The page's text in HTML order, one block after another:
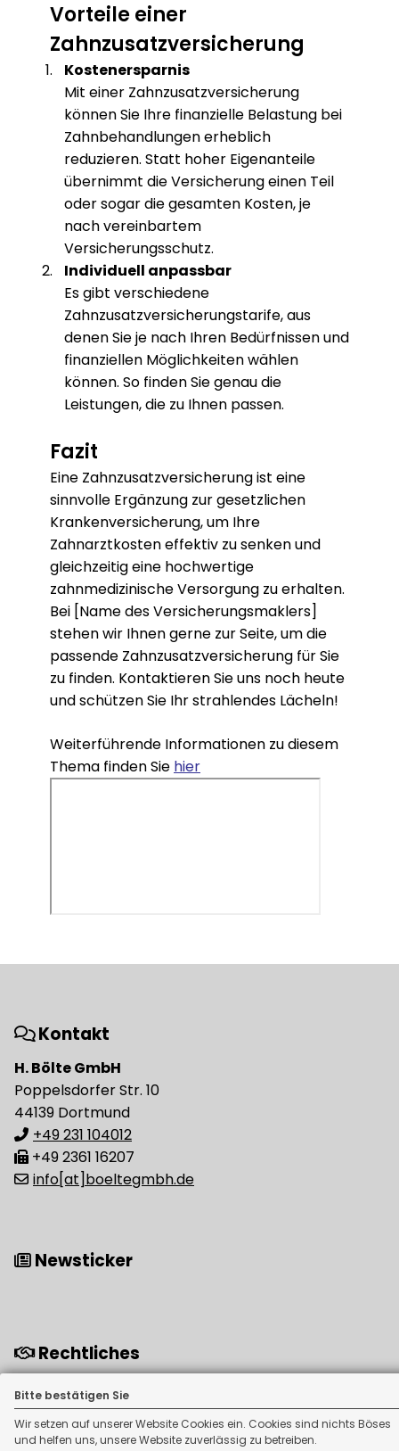
Bitte bestätigen Sie
Wir setzen auf unserer Website Cookies ein. Cookies sind nichts Böses
und helfen uns, unsere Website zuverlässig zu betreiben.
Vorteile einer
Zahnzusatzversicherung
Kostenersparnis
Mit einer Zahnzusatzversicherung
können Sie Ihre finanzielle Belastung bei
Zahnbehandlungen erheblich
reduzieren. Statt hoher Eigenanteile
übernimmt die Versicherung einen Teil
oder sogar die gesamten Kosten, je
nach vereinbartem
Versicherungsschutz.
Individuell anpassbar
Es gibt verschiedene
Zahnzusatzversicherungstarife, aus
denen Sie je nach Ihren Bedürfnissen und
finanziellen Möglichkeiten wählen
können. So finden Sie genau die
Leistungen, die zu Ihnen passen.
Fazit
Eine Zahnzusatzversicherung ist eine
sinnvolle Ergänzung zur gesetzlichen
Krankenversicherung, um Ihre
Zahnarztkosten effektiv zu senken und
gleichzeitig eine hochwertige
zahnmedizinische Versorgung zu erhalten.
Bei [Name des Versicherungsmaklers]
stehen wir Ihnen gerne zur Seite, um die
passende Zahnzusatzversicherung für Sie
zu finden. Kontaktieren Sie uns noch heute
und schützen Sie Ihr strahlendes Lächeln!
Weiterführende Informationen zu diesem
Thema finden Sie hier
Kontakt
H. Bölte GmbH
Poppelsdorfer Str. 10
44139 Dortmund
+49 231 104012
+49 2361 16207
info[at]boeltegmbh.de
Newsticker
Rechtliches
Impressum
Erstinformation
Datenschutz